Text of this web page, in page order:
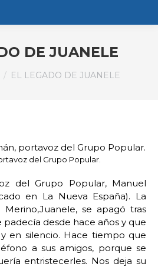
DE JUANELE
EL LEGADO DE JUANELE
del Grupo Popular.
del Grupo Popular, Manuel
en La Nueva España). La
se apagó tras
desde hace años y que
en silencio. Hace tiempo que
a sus amigos, porque se
entristecerles. Nos deja su